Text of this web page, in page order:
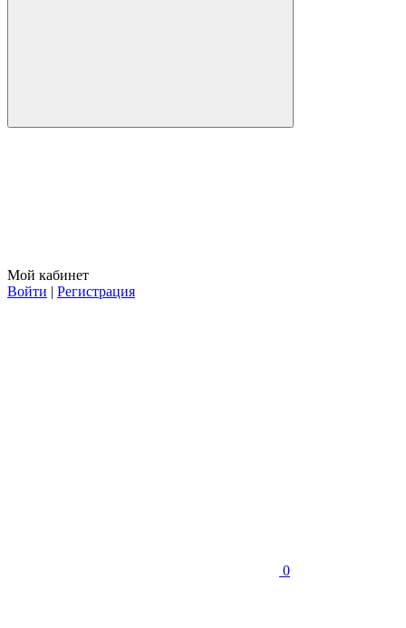
Мой кабинет
Войти | Регистрация
0